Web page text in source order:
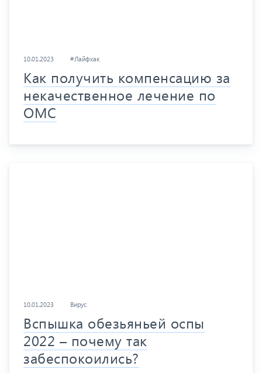
10.01.2023 #Лайфхак
Как получить компенсацию за
некачественное лечение по
ОМС
10.01.2023 Вирус
Вспышка обезьяньей оспы
2022 – почему так
забеспокоились?